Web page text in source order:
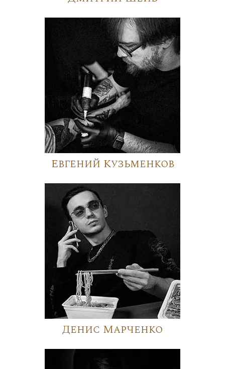
Евгений Кузьменков
Денис Марченко